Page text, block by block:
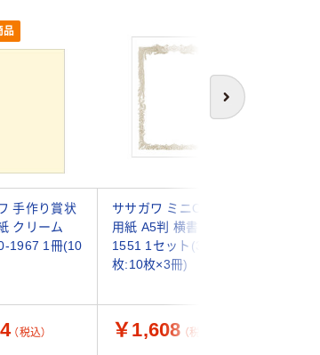
次へ
品
手作り賞状
クリーム
1967 1冊(10
ササガワ ミニOA賞状
用紙 A5判 横書用 10-
1551 1セット(30
枚:10枚×3冊)
（税込） ￥1,608 （税込）